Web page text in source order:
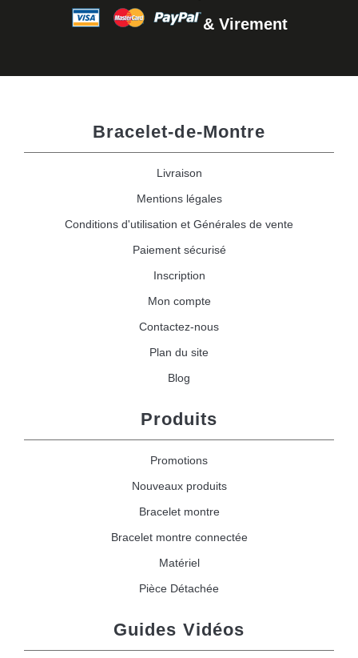
& Virement
Bracelet-de-Montre
Livraison
Mentions légales
Conditions d'utilisation et Générales de vente
Paiement sécurisé
Inscription
Mon compte
Contactez-nous
Plan du site
Blog
Produits
Promotions
Nouveaux produits
Bracelet montre
Bracelet montre connectée
Matériel
Pièce Détachée
Guides Vidéos